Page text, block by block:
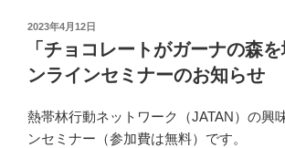
投
2023年4月12日
「チョコレートがガーナの森
ンラインセミナーのお知らせ
熱帯林行動ネットワーク（JATAN）の興
ンセミナー（参加費は無料）です。